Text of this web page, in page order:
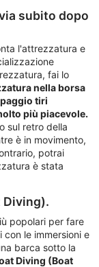
subito dopo
l'attrezzatura e
fai lo
nella borsa
tiri
più piacevole.
sul retro della
è in movimento,
potrai
è stata
Diving).
popolari per fare
con le immersioni e
barca sotto la
Diving (Boat